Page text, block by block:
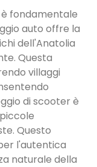
fondamentale
auto offre la
dell'Anatolia
Questa
villaggi
di scooter è
Questo
l'autentica
naturale della